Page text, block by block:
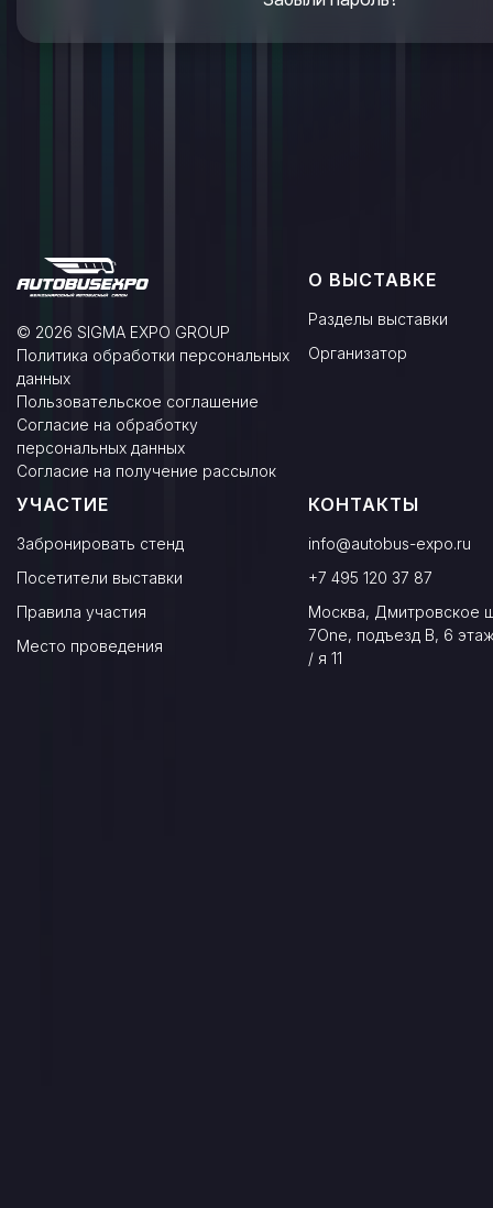
© 2026 SIGMA EXPO GROUP
Политика обработки персональных
данных
Пользовательское соглашение
Согласие на обработку
персональных данных
Согласие на получение рассылок
О ВЫСТАВКЕ
Разделы выставки
Организатор
УЧАСТИЕ
Забронировать стенд
Посетители выставки
Правила участия
Место проведения
КОНТАКТЫ
info@autobus-expo.ru
+7 495 120 37 87
Москва, Дмитровское
7One, подъезд В, 6
/ я 11